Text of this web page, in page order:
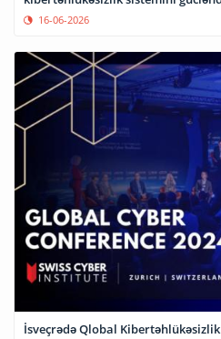
16-06-2026
İsveçrədə Qlobal